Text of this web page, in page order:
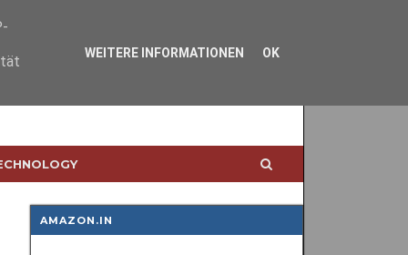
AMAZON.IN
WEITERE INFORMATIONEN OK